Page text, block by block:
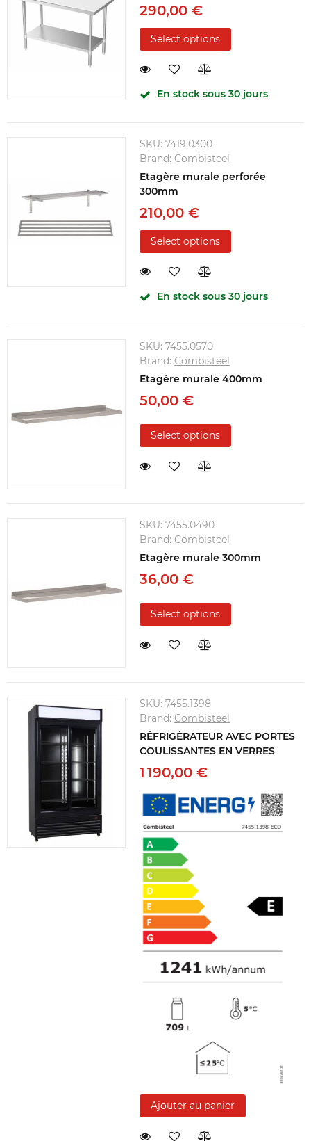
290,00 €
Select options
En stock sous 30 jours
SKU:7419.0300
Brand:Combisteel
Etagère murale perforée
300mm
210,00 €
Select options
En stock sous 30 jours
SKU:7455.0570
Brand:Combisteel
Etagère murale 400mm
50,00 €
Select options
SKU:7455.0490
Brand:Combisteel
Etagère murale 300mm
36,00 €
Select options
SKU:7455.1398
Brand:Combisteel
RÉFRIGÉRATEUR AVEC PORTES
COULISSANTES EN VERRES
1 190,00 €
Ajouter au panier